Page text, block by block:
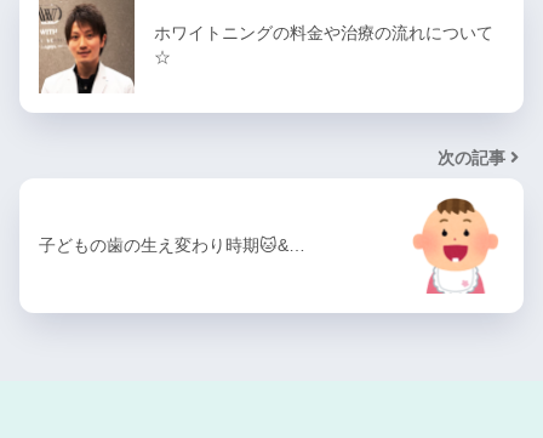
ホワイトニングの料金や治療の流れについて
☆
次の記事
子どもの歯の生え変わり時期🐱‍&…